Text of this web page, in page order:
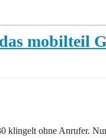
mobilteil
klingelt ohne Anrufer.